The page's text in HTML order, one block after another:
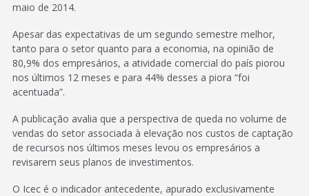
maio de 2014.
Apesar das expectativas de um segundo semestre melhor,
tanto para o setor quanto para a economia, na opinião de
80,9% dos empresários, a atividade comercial do país piorou
nos últimos 12 meses e para 44% desses a piora “foi
acentuada”.
A publicação avalia que a perspectiva de queda no volume de
vendas do setor associada à elevação nos custos de captação
de recursos nos últimos meses levou os empresários a
revisarem seus planos de investimentos.
O Icec é o indicador antecedente, apurado exclusivamente